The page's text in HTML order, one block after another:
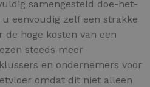
samengesteld doe-het-
eenvoudig zelf een strakke
hoge kosten van een
steeds meer
en ondernemers voor
omdat dit niet alleen